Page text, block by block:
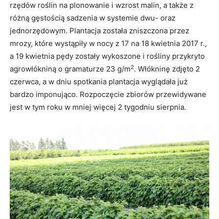
rzędów roślin na plonowanie i wzrost malin, a także z
różną gęstością sadzenia w systemie dwu- oraz
jednorzędowym. Plantacja została zniszczona przez
mrozy, które wystąpiły w nocy z 17 na 18 kwietnia 2017 r.,
a 19 kwietnia pędy zostały wykoszone i rośliny przykryto
agrowłókniną o gramaturze 23 g/m2. Włókninę zdjęto 2
czerwca, a w dniu spotkania plantacja wyglądała już
bardzo imponująco. Rozpoczęcie zbiorów przewidywane
jest w tym roku w mniej więcej 2 tygodniu sierpnia.